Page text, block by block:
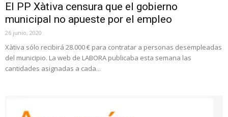
El PP Xàtiva censura que el gobierno
municipal no apueste por el empleo
26 junio, 2020
Xàtiva sólo recibirá 28.000 € para contratar a personas desempleadas
del municipio. La web de LABORA publicaba esta semana las
cantidades asignadas a cada...